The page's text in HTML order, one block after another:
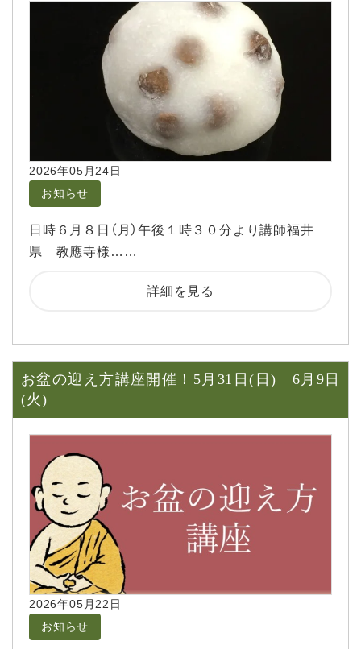
2026年05月24日
お知らせ
日時６月８日（月）午後１時３０分より講師福井
県 教應寺様……
詳細を見る
お盆の迎え方講座開催！5月31日(日) 6月9日
(火)
2026年05月22日
お知らせ